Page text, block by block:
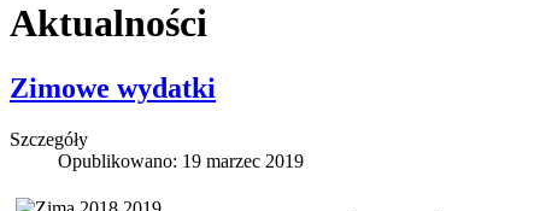
Aktualności
Zimowe wydatki
Szczegóły
Opublikowano: 19 marzec 2019